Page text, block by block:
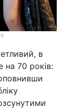
в
на 70 років: